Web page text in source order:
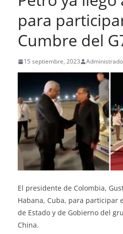
para
Cumbre del
15 septiembre, 2023
El presidente de Colombia,
Habana, Cuba, para participar
de Estado y de Gobierno del
China.